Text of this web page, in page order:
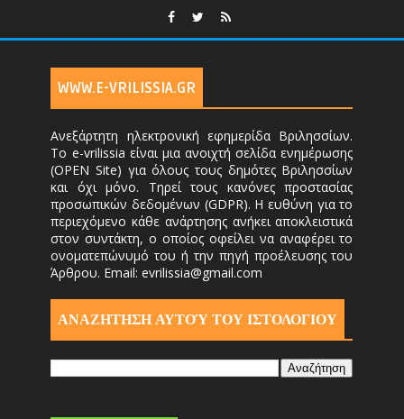
WWW.E-VRILISSIA.GR
Ανεξάρτητη ηλεκτρονική εφημερίδα Βριλησσίων.
Το e-vrilissia είναι μια ανοιχτή σελίδα ενημέρωσης
(OPEN Site) για όλους τους δημότες Βριλησσίων
και όχι μόνο. Τηρεί τους κανόνες προστασίας
προσωπικών δεδομένων (GDPR). Η ευθύνη για το
περιεχόμενο κάθε ανάρτησης ανήκει αποκλειστικά
στον συντάκτη, ο οποίος οφείλει να αναφέρει το
ονοματεπώνυμό του ή την πηγή προέλευσης του
Άρθρου. Email: evrilissia@gmail.com
ΑΝΑΖΗΤΗΣΗ ΑΥΤΟΎ ΤΟΥ ΙΣΤΟΛΟΓΙΟΥ